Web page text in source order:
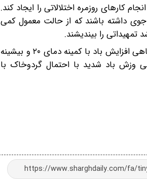
روزمره اختلالاتی را ایجاد کند.
جوی داشته باشند که از حالت معمول کمی
تمهیداتی را بیندیشند.
بر اساس اعلام اداره کل هواشناسی استان تهران، آسمان پایتخت (۱۷ خرداد) صاف و وزش باد، گاهی افزایش باد با کمینه دمای ۲۰ و بیشینه
ابری، وزش باد، گاهی وزش باد شدید با احتمال گردوخاک با